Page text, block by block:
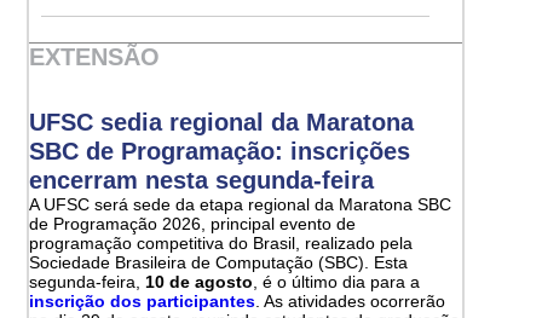
EXTENSÃO
UFSC sedia regional da Maratona
SBC de Programação: inscrições
encerram nesta segunda-feira
A UFSC será sede da etapa regional da Maratona SBC
de Programação 2026, principal evento de
programação competitiva do Brasil, realizado pela
Sociedade Brasileira de Computação (SBC). Esta
segunda-feira, 10 de agosto , é o último dia para a
inscrição dos participantes . As atividades ocorrerão